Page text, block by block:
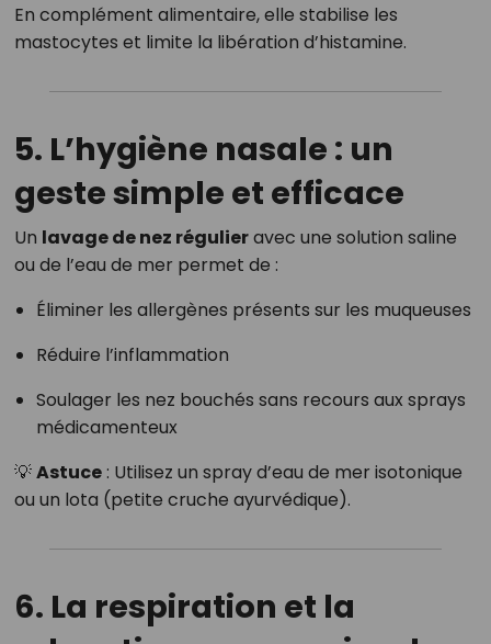
En complément alimentaire, elle stabilise les
mastocytes et limite la libération d’histamine.
5. L’hygiène nasale : un
geste simple et efficace
Un lavage de nez régulieravec une solution saline
ou de l’eau de mer permet de :
Éliminer les allergènes présents sur les muqueuses
Réduire l’inflammation
Soulager les nez bouchés sans recours aux sprays
médicamenteux
💡Astuce: Utilisez un spray d’eau de mer isotonique
ou un lota (petite cruche ayurvédique).
6. La respiration et la